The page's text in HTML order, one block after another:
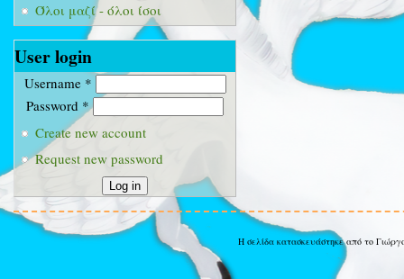
Όλοι μαζί - όλοι ίσοι
User login
Username *
Password *
Create new account
Request new password
Η σελίδα κατασκευάστηκε από το